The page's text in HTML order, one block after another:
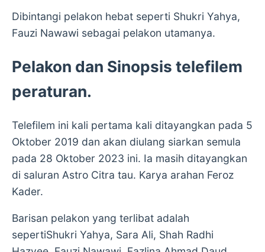
Dibintangi pelakon hebat seperti Shukri Yahya,
Fauzi Nawawi sebagai pelakon utamanya.
Pelakon dan Sinopsis telefilem
peraturan.
Telefilem ini kali pertama kali ditayangkan pada 5
Oktober 2019 dan akan diulang siarkan semula
pada 28 Oktober 2023 ini. Ia masih ditayangkan
di saluran Astro Citra tau. Karya arahan Feroz
Kader.
Barisan pelakon yang terlibat adalah
sepertiShukri Yahya, Sara Ali, Shah Radhi